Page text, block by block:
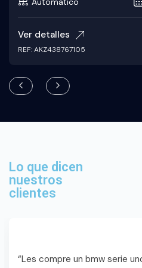
Ver detalles
REF: AKZ438767105
Lo que dicen
nuestros
clientes
“Les compre un bmw serie